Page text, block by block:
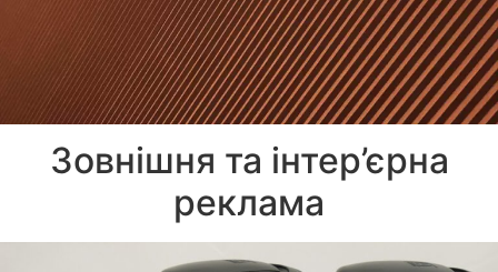
Зовнішня та інтер’єрна
реклама